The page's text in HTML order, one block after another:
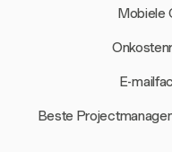
Mobiele
E-
Beste